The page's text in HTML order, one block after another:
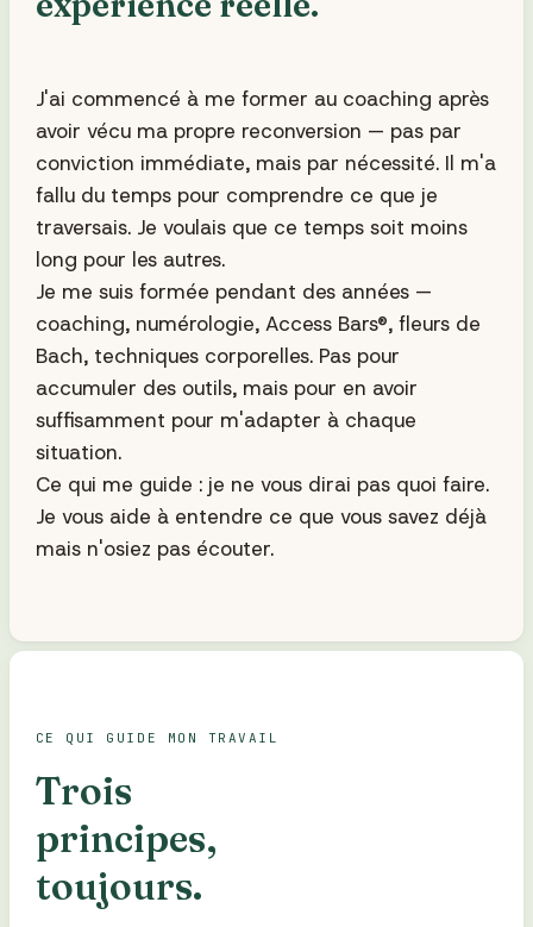
J'ai commencé à me former au coaching après
avoir vécu ma propre reconversion — pas par
conviction immédiate, mais par nécessité. Il m'a
fallu du temps pour comprendre ce que je
traversais. Je voulais que ce temps soit moins
long pour les autres.
Je me suis formée pendant des années —
coaching, numérologie, Access Bars®, fleurs de
Bach, techniques corporelles. Pas pour
accumuler des outils, mais pour en avoir
suffisamment pour m'adapter à chaque
situation.
Ce qui me guide : je ne vous dirai pas quoi faire.
Je vous aide à entendre ce que vous savez déjà
mais n'osiez pas écouter.
CE QUI GUIDE MON TRAVAIL
Trois
principes,
toujours.